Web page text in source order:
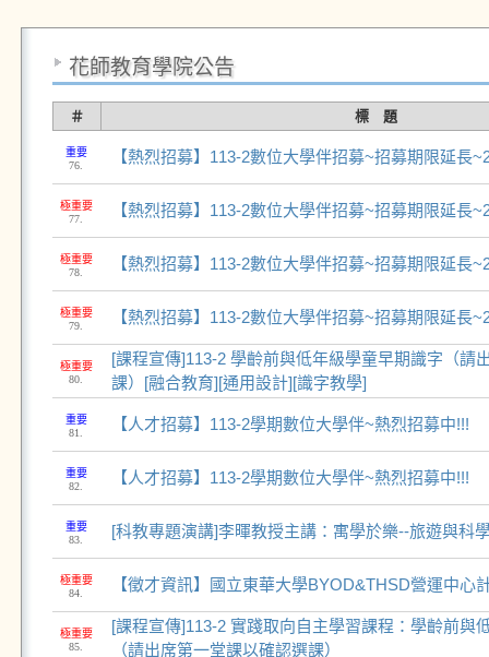
花師教育學院公告
＃ 標 題
重要
76.
【熱烈招募】113-2數位大學伴招募~招募期限延長
極重要
77.
【熱烈招募】113-2數位大學伴招募~招募期限延長
極重要
78.
【熱烈招募】113-2數位大學伴招募~招募期限延長
極重要
79.
【熱烈招募】113-2數位大學伴招募~招募期限延長
極重要
80.
[課程宣傳]113-2 學齡前與低年級學童早期識字（請
課）[融合教育][通用設計][識字教學]
重要
81.
【人才招募】113-2學期數位大學伴~熱烈招募中!!!
重要
82.
【人才招募】113-2學期數位大學伴~熱烈招募中!!!
重要
83.
[科教專題演講]李暉教授主講：寓學於樂--旅遊與科
極重要
84.
【徵才資訊】國立東華大學BYOD&THSD營運中心
極重要
85.
[課程宣傳]113-2 實踐取向自主學習課程：學齡前與
（請出席第一堂課以確認選課）